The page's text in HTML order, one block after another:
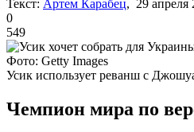
Текст: Артем Карабец, 29 апреля
0
549
Фото: Getty Images
Усик использует реванш с
Чемпион мира по